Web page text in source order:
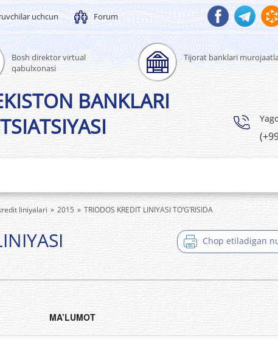
uchcun Forum
Bosh direktor virtual
qabulxonasi
Tijorat banklari
BANKLARI
liniyalari 2015 TRIODOS KREDIT LINIYASI TO’G’RISIDA
Chop etiladigan
MA’LUMOT